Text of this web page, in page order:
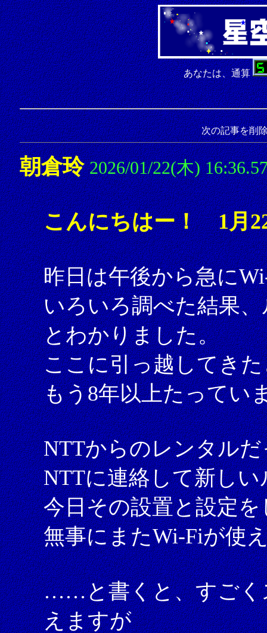
あなたは、通算
次の記事を削
朝倉玲 2026/01/22(木)
こんにちはー！ 1月
昨日は午後から急に
いろいろ調べた結果
とわかりました。
ここに引っ越してき
もう8年以上たってい
NTTからのレンタル
NTTに連絡して新し
今日その設置と設定を
無事にまたWi-Fiが使
……と書くと、すごく
えますが